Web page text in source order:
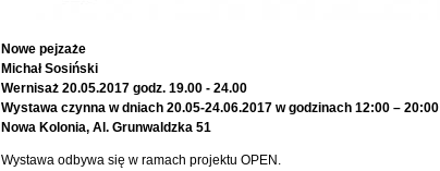
Nowe pejzaże
Michał Sosiński
Wernisaż 20.05.2017 godz. 19.00 - 24.00
Wystawa czynna w dniach 20.05-24.06.2017 w godzinach 12:00 – 20:00
Nowa Kolonia, Al. Grunwaldzka 51
Wystawa odbywa się w ramach projektu OPEN.